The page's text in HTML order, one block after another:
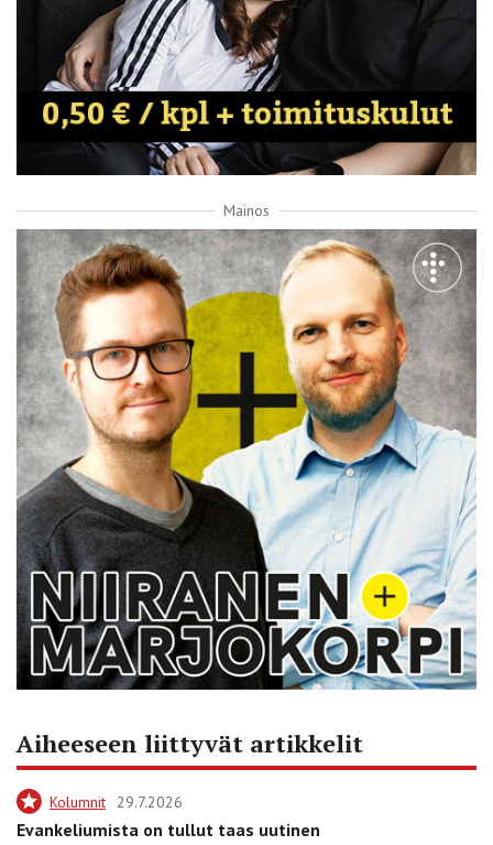
Mainos
Aiheeseen liittyvät artikkelit
Kolumnit 29.7.2026
Evankeliumista on tullut taas uutinen